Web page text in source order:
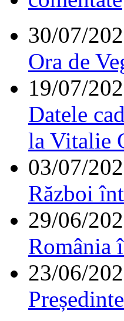
30/07/
Ora de
19/07/
Datele
la Vitalie
03/07/
Război
29/06/
România
23/06/